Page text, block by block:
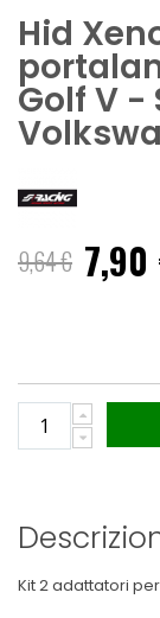
Hid
Golf V -
9,64 € Prezzo
speciale
Kit 2 adattatori